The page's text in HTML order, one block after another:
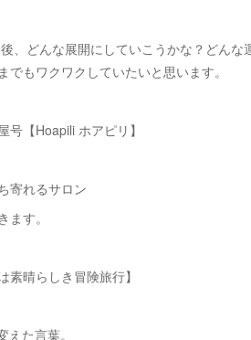
、どんな展開にしていこうかな？どんな
もワクワクしていたいと思います。
【Hoapili ホアピリ】
寄れるサロン
す。
素晴らしき冒険旅行】
た言葉。